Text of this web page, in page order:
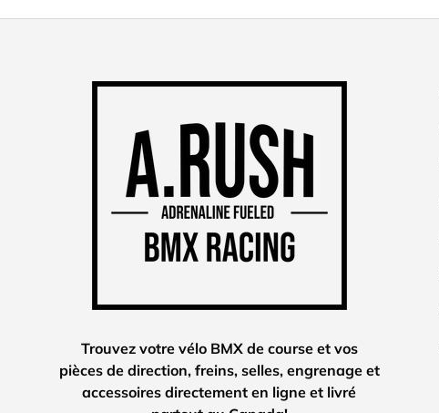
Trouvez votre vélo BMX de course et vos
pièces de direction, freins, selles, engrenage et
accessoires directement en ligne et livré